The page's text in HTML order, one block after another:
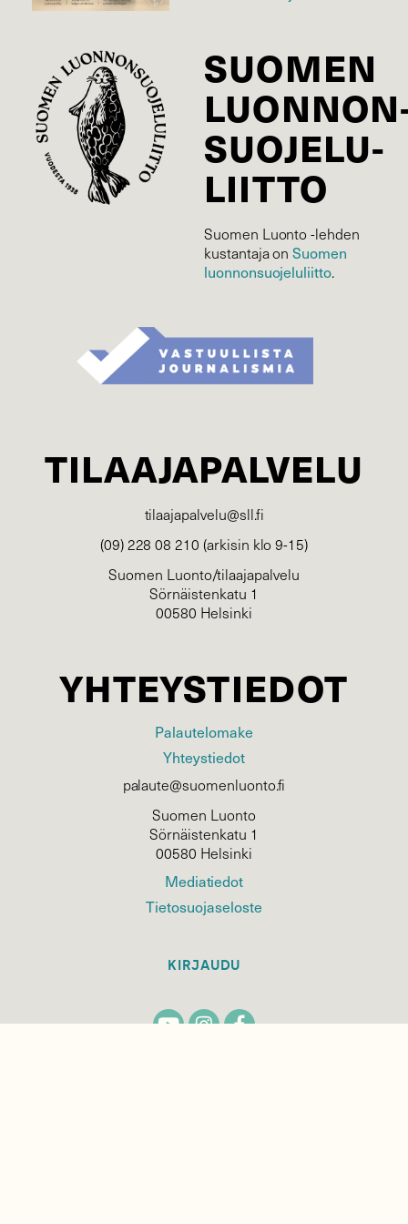
SUOMEN
SUOJELU­
LIITTO
Suomen Luonto -lehden
kustantaja onSuomen
luonnonsuojelu­liitto.
TILAAJAPALVELU
tilaajapalvelu@sll.fi
(09) 228 08 210 (arkisin klo 9-15)
Suomen Luonto/tilaajapalvelu
Sörnäistenkatu 1
00580 Helsinki
YHTEYSTIEDOT
Palautelomake
Yhteystiedot
palaute@suomenluonto.fi
Suomen Luonto
Sörnäistenkatu 1
00580 Helsinki
Mediatiedot
Tietosuojaseloste
KIRJAUDU